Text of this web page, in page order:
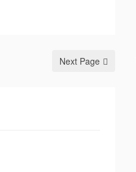
Next Page